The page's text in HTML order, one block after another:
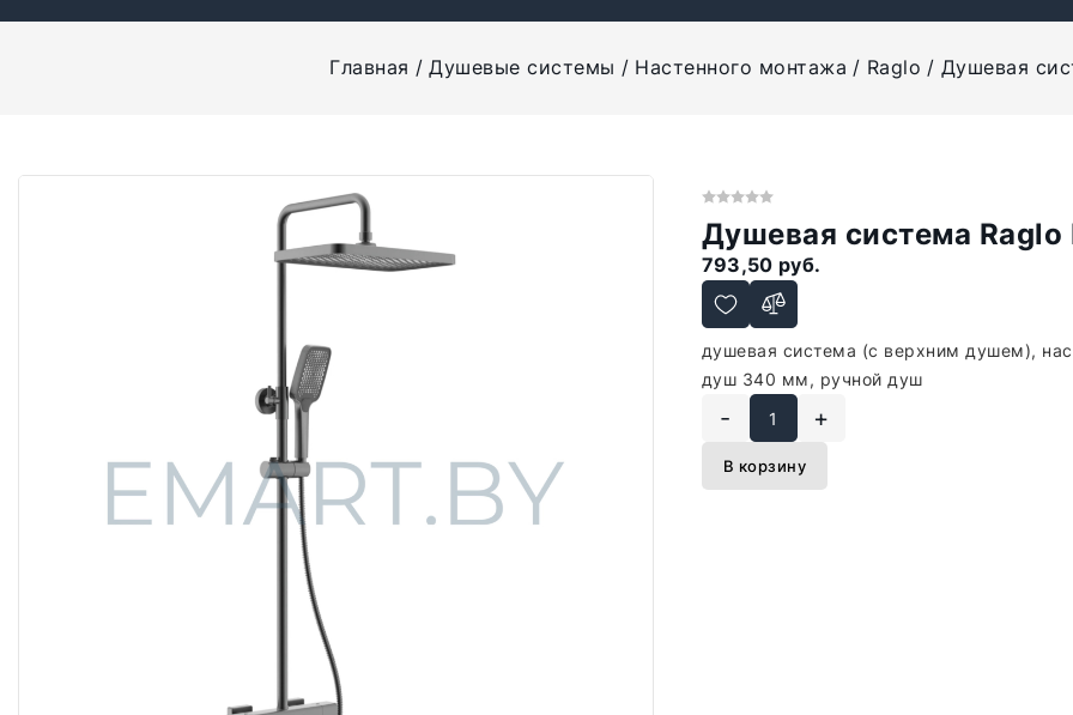
Главная Душевые системы Настенного монтажа Raglo Душевая
Душевая система Raglo
793,50 руб.
душевая система (с верхним душем),
душ 340 мм, ручной душ
- +
В корзину